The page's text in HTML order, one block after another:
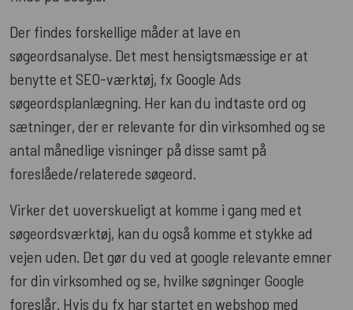
Der findes forskellige måder at lave en
søgeordsanalyse. Det mest hensigtsmæssige er at
benytte et SEO-værktøj, fx Google Ads
søgeordsplanlægning. Her kan du indtaste ord og
sætninger, der er relevante for din virksomhed og se
antal månedlige visninger på disse samt på
foreslåede/relaterede søgeord.
Virker det uoverskueligt at komme i gang med et
søgeordsværktøj, kan du også komme et stykke ad
vejen uden. Det gør du ved at google relevante emner
for din virksomhed og se, hvilke søgninger Google
foreslår. Hvis du fx har startet en webshop med